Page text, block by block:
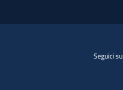
Seguici su